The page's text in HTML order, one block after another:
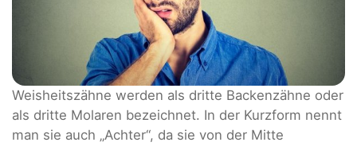
Weisheitszähne werden als dritte Backenzähne oder
als dritte Molaren bezeichnet. In der Kurzform nennt
man sie auch „Achter“, da sie von der Mitte